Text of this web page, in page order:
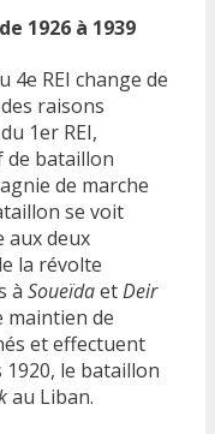
1926 à 1939
4e REI change de
raisons
1er REI,
de bataillon
de marche
se voit
deux
la révolte
à SoueïdaetDeir
maintien de
et effectuent
1920, le bataillon
au Liban.